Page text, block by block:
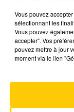
Vous pouvez
sélectionnant les
Vous pouvez
accepter". Vos
pouvez mettre à jour
moment via le lien